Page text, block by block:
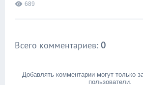
689
Всего комментариев: 0
Добавлять комментарии могут только
пользователи.